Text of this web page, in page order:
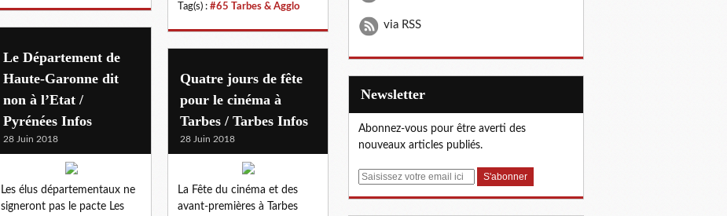
Tag(s) : #65 Tarbes & Agglo
Le Département de
Haute-Garonne dit
non à l’Etat /
Pyrénées Infos
28 Juin 2018
Les élus départementaux ne
signeront pas le pacte Les
Quatre jours de fête
pour le cinéma à
Tarbes / Tarbes Infos
28 Juin 2018
La Fête du cinéma et des
avant-premières à Tarbes
via RSS
Newsletter
Abonnez-vous pour être averti des
nouveaux articles publiés.
E